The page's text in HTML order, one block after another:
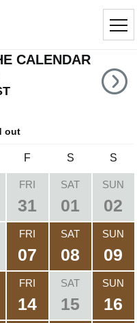
CALENDAR
out
F S S
FRI
31
SAT
01
SUN
02
FRI
07
SAT
08
SUN
09
FRI
14
SAT
15
SUN
16